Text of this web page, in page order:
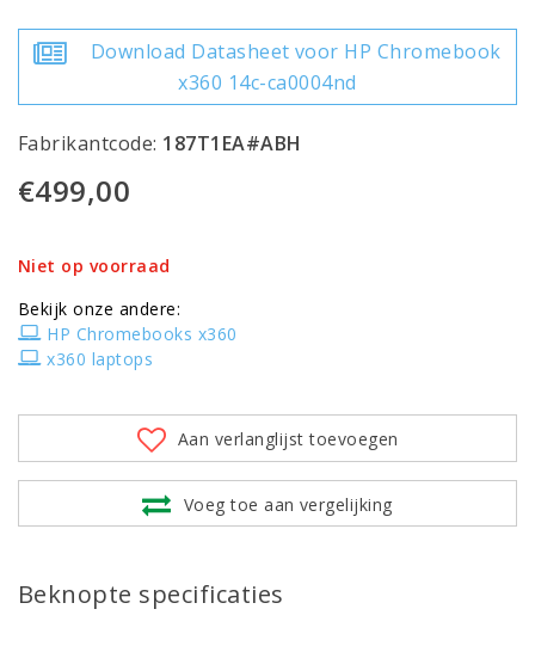
Download Datasheet voor HP Chromebook
x360 14c-ca0004nd
Fabrikantcode: 187T1EA#ABH
€499,00
Niet op voorraad
Bekijk onze andere:
HP Chromebooks x360
x360 laptops
Aan verlanglijst toevoegen
Voeg toe aan vergelijking
Beknopte specificaties